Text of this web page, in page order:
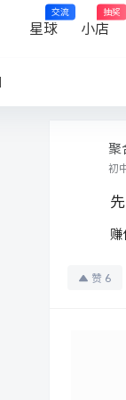
星球
交流
小店
抽奖
聚
初
赞 6